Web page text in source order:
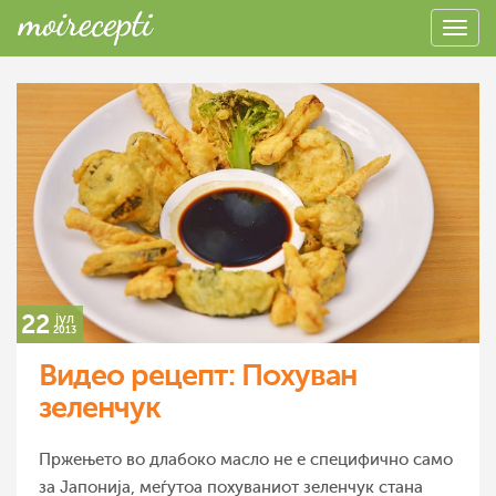
22 јул
2013
Видео рецепт: Похуван
зеленчук
Пржењето во длабоко масло не е специфично само
за Јапонија, меѓутоа похуваниот зеленчук стана